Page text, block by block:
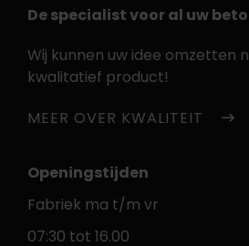
De specialist voor al uw
Wij kunnen uw idee omzetten
kwalitatief product!
MEER OVER KWALITEIT
Openingstijden
Fabriek ma t/m vr
07:30 tot 16.00